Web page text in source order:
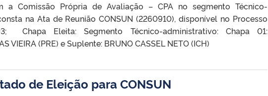
a Comissão Própria de Avaliação – CPA no segmento Técnico-
na Ata de Reunião CONSUN (2260910), disponível no Processo
Chapa Eleita: Segmento Técnico-administrativo: Chapa 01:
VIEIRA (PRE) e Suplente: BRUNO CASSEL NETO (ICH)
de Eleição para CONSUN